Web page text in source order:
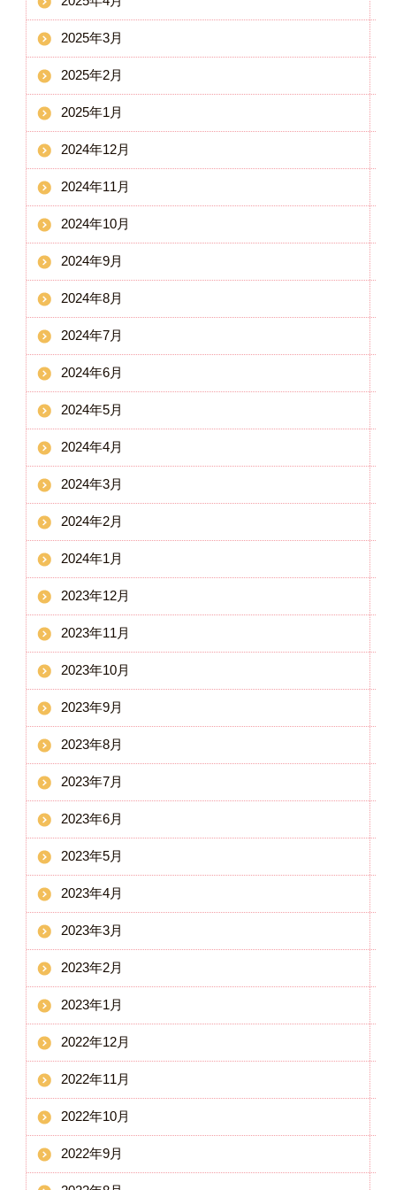
2025年3月
2025年2月
2025年1月
2024年12月
2024年11月
2024年10月
2024年9月
2024年8月
2024年7月
2024年6月
2024年5月
2024年4月
2024年3月
2024年2月
2024年1月
2023年12月
2023年11月
2023年10月
2023年9月
2023年8月
2023年7月
2023年6月
2023年5月
2023年4月
2023年3月
2023年2月
2023年1月
2022年12月
2022年11月
2022年10月
2022年9月